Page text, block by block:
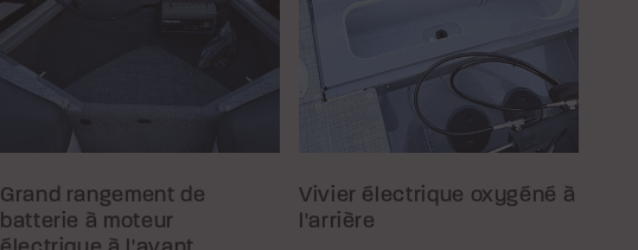
Grand rangement de
batterie à moteur
Vivier électrique oxygéné à
l'arrière